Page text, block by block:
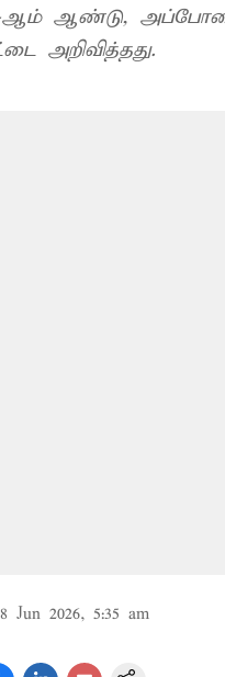
ஆம் ஆண்டு,
அறிவித்தது.
Jun 2026, 5:35 am